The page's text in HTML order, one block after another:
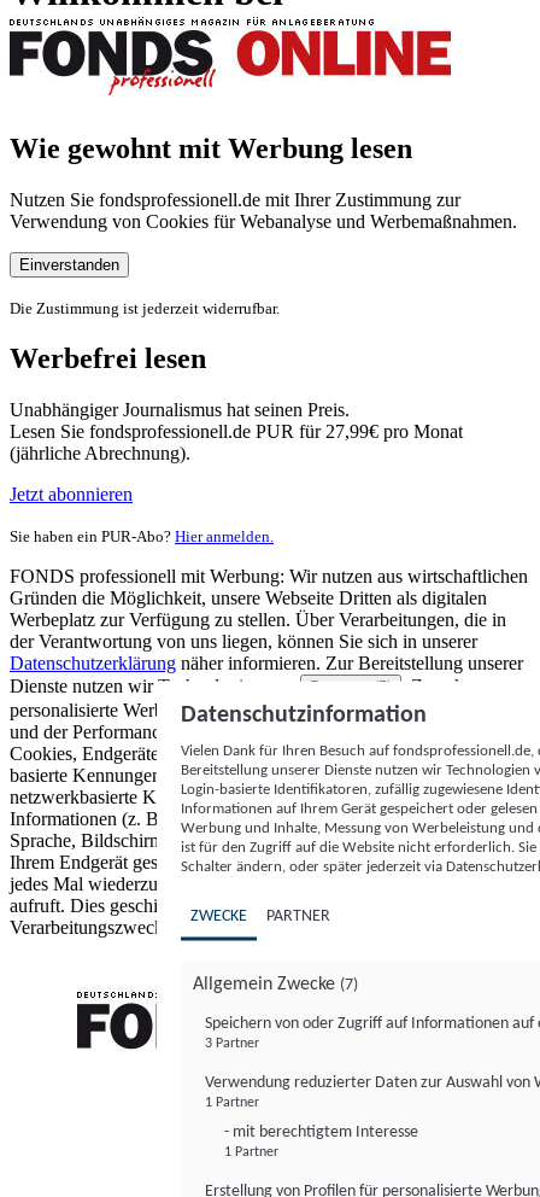
Wie gewohnt mit Werbung lesen
Nutzen Sie fondsprofessionell.de mit Ihrer Zustimmung zur
Verwendung von Cookies für Webanalyse und Werbemaßnahmen.
Einverstanden
Die Zustimmung ist jederzeit widerrufbar.
Werbefrei lesen
Unabhängiger Journalismus hat seinen Preis.
Lesen Sie fondsprofessionell.de PUR für 27,99€ pro Monat
(jährliche Abrechnung).
Jetzt abonnieren
Sie haben ein PUR-Abo? Hier anmelden.
FONDS professionell mit Werbung: Wir nutzen aus wirtschaftlichen
Gründen die Möglichkeit, unsere Webseite Dritten als digitalen
Werbeplatz zur Verfügung zu stellen. Über Verarbeitungen, die in
der Verantwortung von uns liegen, können Sie sich in unserer
Datenschutzerklärung näher informieren. Zur Bereitstellung unserer
Dienste nutzen wir Technologien von
Partnern (5)
. Zwecke:
personalisierte Werbung und Inhalte, Messung von Werbeleistung
und der Performance von Inhalten sowie Zielgruppenforschung.
Cookies, Endgeräte- oder ähnliche Online-Kennungen (z. B. login-
basierte Kennungen, zufällig generierte Kennungen,
netzwerkbasierte Kennungen) können zusammen mit anderen
Informationen (z. B. Browsertyp und Browserinformationen,
Sprache, Bildschirmgröße, unterstützte Technologien usw.) auf
Ihrem Endgerät gespeichert oder von dort ausgelesen werden, um es
jedes Mal wiederzuerkennen, wenn es eine App oder einer Webseite
aufruft. Dies geschieht für einen oder mehrere der hier aufgeführten
Verarbeitungszwecke.
Datenschutzinformation
Vielen Dank für Ihren Besuch auf
Bereitstellung unserer Dienste nutzen wir Technologien
Login-basierte Identifikatoren, zufällig zugewiesene
Informationen auf Ihrem Gerät gespeichert oder
Werbung und Inhalte, Messung von Werbeleistung
ist für den Zugriff auf die Website nicht erforderlich.
Schalter ändern, oder später jederzeit via
ZWECKE PARTNER
Allgemein Zwecke (7)
Speichern von oder Zugriff auf Informationen auf
3 Partner
Verwendung reduzierter Daten zur Auswahl von
1 Partner
- mit berechtigtem Interesse
1 Partner
Erstellung von Profilen für personalisierte
FONDS professionell